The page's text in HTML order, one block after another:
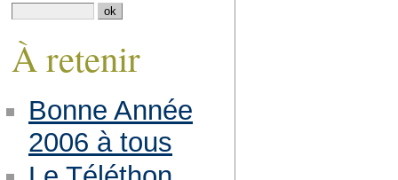
À retenir
Bonne Année
2006 à tous